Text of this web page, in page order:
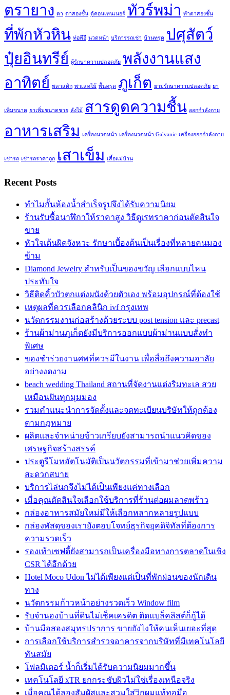
ตรายาง ตา ตาสองชั้น ตู้คอนเทนเนอร์ ทัวร์พม่า ทำตาสองชั้น
ที่พักหัวหิน ท่อพีอี นวดหน้า บริการรถเช่า บ้านทรุด ปศุสัตว์
ปุ๋ยอินทรีย์ ผู้รักษาความปลอดภัย พลังงานแสง
อาทิตย์ พลาสติก พาเลทไม้ พื้นทรุด ภูเก็ต ยามรักษาความปลอดภัย ยา
เพิ่มขนาด ยาเพิ่มขนาดชาย ลังไม้ สารดูดความชื้น ออกกำลังกาย
อาหารเสริม เครื่องนวดหน้า เครื่องนวดหน้า Galvanic เครื่องออกกำลังกาย
เช่ารถ เช่ารถราคาถูก เสาเข็ม เสื้อแม่บ้าน
Recent Posts
ทำไมกั้นห้องน้ำสำเร็จรูปจึงได้รับความนิยม
ร้านรับซื้อนาฬิกาให้ราคาสูง วิธีดูเรทราคาก่อนตัดสินใจ
ขาย
หัวใจเต้นผิดจังหวะ รักษาเบื้องต้นเป็นเรื่องที่หลายคนมอง
ข้าม
Diamond Jewelry สำหรับเป็นของขวัญ เลือกแบบไหน
ประทับใจ
วิธีติดคิ้วบัวตกแต่งผนังด้วยตัวเอง พร้อมอุปกรณ์ที่ต้องใช้
เหตุผลที่ควรเลือกคลินิก ivf กรุงเทพ
นวัตกรรมงานก่อสร้างด้วยระบบ post tension และ precast
ร้านผ้าม่านภูเก็ตยังมีบริการออกแบบผ้าม่านแบบสั่งทำ
พิเศษ
ของชำร่วยงานศพที่ควรมีในงาน เพื่อสื่อถึงความอาลัย
อย่างงดงาม
beach wedding Thailand สถานที่จัดงานแต่งริมทะเล สวย
เหมือนฝันทุกมุมมอง
รวมคำแนะนำการจัดตั้งและจดทะเบียนบริษัทให้ถูกต้อง
ตามกฎหมาย
ผลิตและจำหน่ายข้าวเกรียบยังสามารถนำแนวคิดของ
เศรษฐกิจสร้างสรรค์
ประตูรีโมทอัตโนมัติเป็นนวัตกรรมที่เข้ามาช่วยเพิ่มความ
สะดวกสบาย
บริการไล่นกจึงไม่ได้เป็นเพียงแค่ทางเลือก
เมื่อคุณตัดสินใจเลือกใช้บริการที่ร้านต่อผมลาดพร้าว
กล่องอาหารสมัยใหม่มีให้เลือกหลากหลายรูปแบบ
กล่องพัสดุของเรายังตอบโจทย์ธุรกิจยุคดิจิทัลที่ต้องการ
ความรวดเร็ว
รองเท้าเซฟตี้ยังสามารถเป็นเครื่องมือทางการตลาดในเชิง
CSR ได้อีกด้วย
Hotel Moco Udon ไม่ได้เพียงแต่เป็นที่พักผ่อนของนักเดิน
ทาง
นวัตกรรมก้าวหน้าอย่างรวดเร็ว Window film
รับจำนองบ้านที่ดินไม่เช็คเครดิต ติดแบล็คลิสต์ก็กู้ได้
บ้านมือสองสมุทรปราการ ขายยังไงให้คนเห็นเยอะที่สุด
การเลือกใช้บริการสำรวจอาคารจากบริษัทที่มีเทคโนโลยี
ทันสมัย
โฟลมิเตอร์ น้ำก็เริ่มได้รับความนิยมมากขึ้น
เทคโนโลยี xTR ยกกระชับผิวไม่ใช่เรื่องเหนือจริง
เมื่อคุณได้ลองสัมผัสและสวมใส่วิกผมแท้ทอมือ